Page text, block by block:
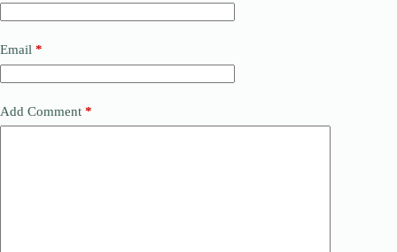
Email *
Add Comment *